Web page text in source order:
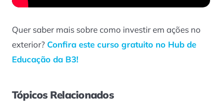
Quer saber mais sobre como investir em ações no
exterior? Confira este curso gratuito no Hub de
Educação da B3!
Tópicos Relacionados